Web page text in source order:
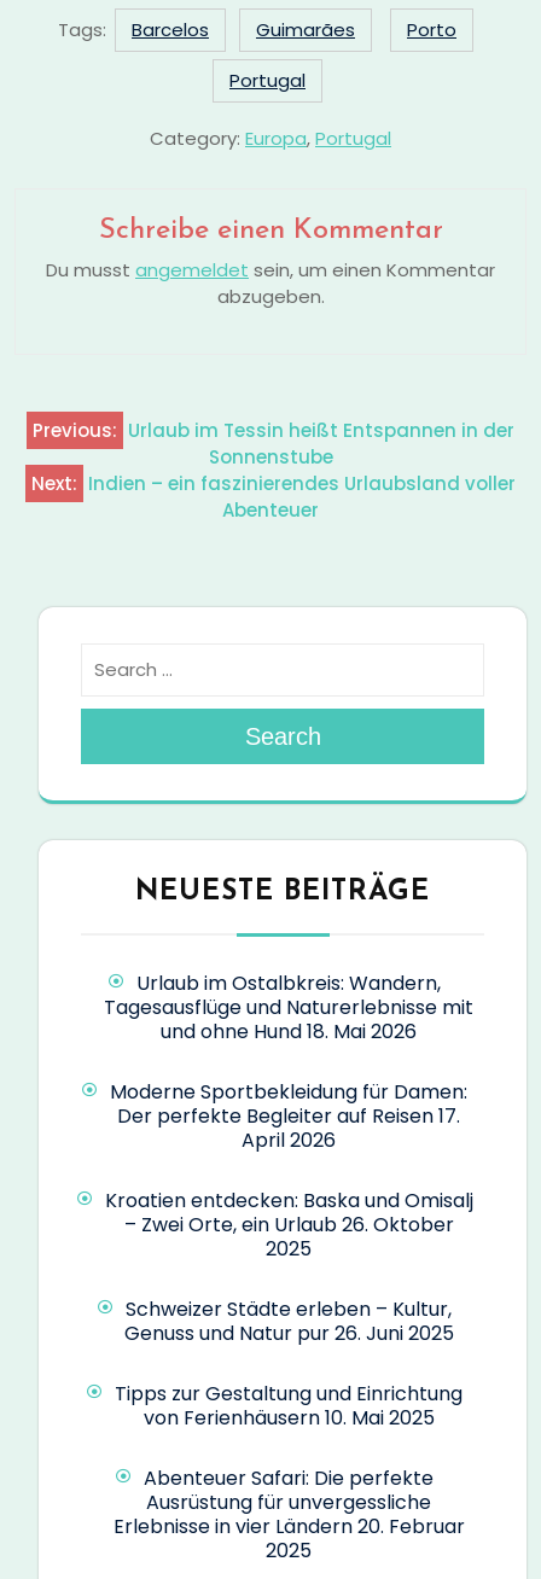
Tags: Barcelos Guimarães
Porto
Portugal
Category: Europa,Portugal
Schreibe einen Kommentar
Du musst angemeldet sein, um einen Kommentar
abzugeben.
Beitragsnavigation
Previous: Urlaub im Tessin heißt Entspannen in der
Sonnenstube
Next: Indien – ein faszinierendes Urlaubsland voller
Abenteuer
Search
NEUESTE BEITRÄGE
Urlaub im Ostalbkreis: Wandern,
Tagesausflüge und Naturerlebnisse mit
und ohne Hund18. Mai 2026
Moderne Sportbekleidung für Damen:
Der perfekte Begleiter auf Reisen17.
April 2026
Kroatien entdecken: Baska und Omisalj
– Zwei Orte, ein Urlaub26. Oktober
2025
Schweizer Städte erleben – Kultur,
Genuss und Natur pur26. Juni 2025
Tipps zur Gestaltung und Einrichtung
von Ferienhäusern10. Mai 2025
Abenteuer Safari: Die perfekte
Ausrüstung für unvergessliche
Erlebnisse in vier Ländern20. Februar
2025